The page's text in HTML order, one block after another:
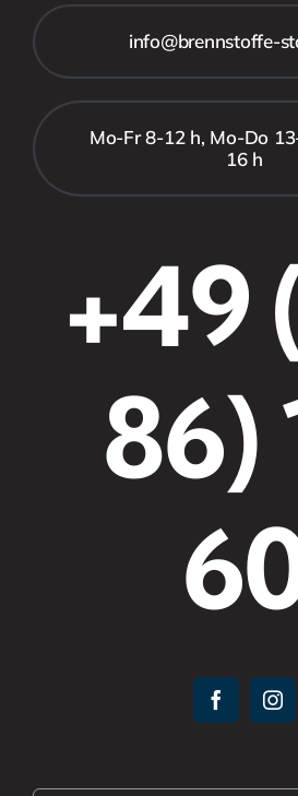
info@brennstoffe-
Mo-Fr 8-12 h, Mo-Do
16 h
+49
86)